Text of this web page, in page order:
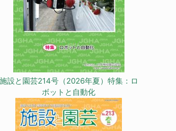
施設と園芸214号（2026年夏）特集：ロ
ボットと自動化